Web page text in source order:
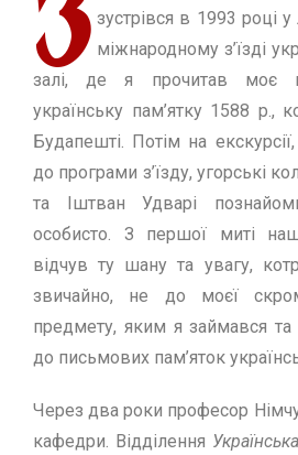
зустрiвся в 1993 роцi
мiжнародному з’їздi
залi, де я прочитав моє
українську пам’ятку 1588 р.,
Будапештi. Потiм на
до програми з’їзду, угорськi
та Iштван Удварi
особисто. З першої митi
вiдчув ту шану та увагу,
звичайно, не до моєї
предмету, яким я займався
до письмових пам’яток
Через два роки професор
кафедри. Вiддiлення